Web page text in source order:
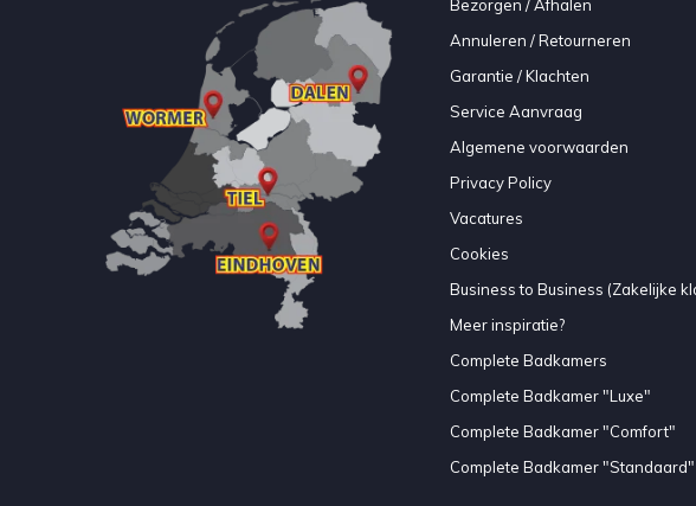
Bezorgen / Afhalen
Annuleren / Retourneren
Garantie / Klachten
Service Aanvraag
Algemene voorwaarden
Privacy Policy
Vacatures
Cookies
Business to Business (Zakelijke
Meer inspiratie?
Complete Badkamers
Complete Badkamer "Luxe"
Complete Badkamer "Comfort"
Complete Badkamer "Standaard"